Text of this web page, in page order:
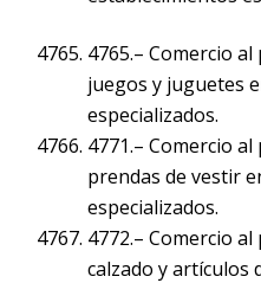
4765.– Comercio
juegos y juguetes
especializados.
4771.– Comercio
prendas de vestir
especializados.
4772.– Comercio
calzado y artículos